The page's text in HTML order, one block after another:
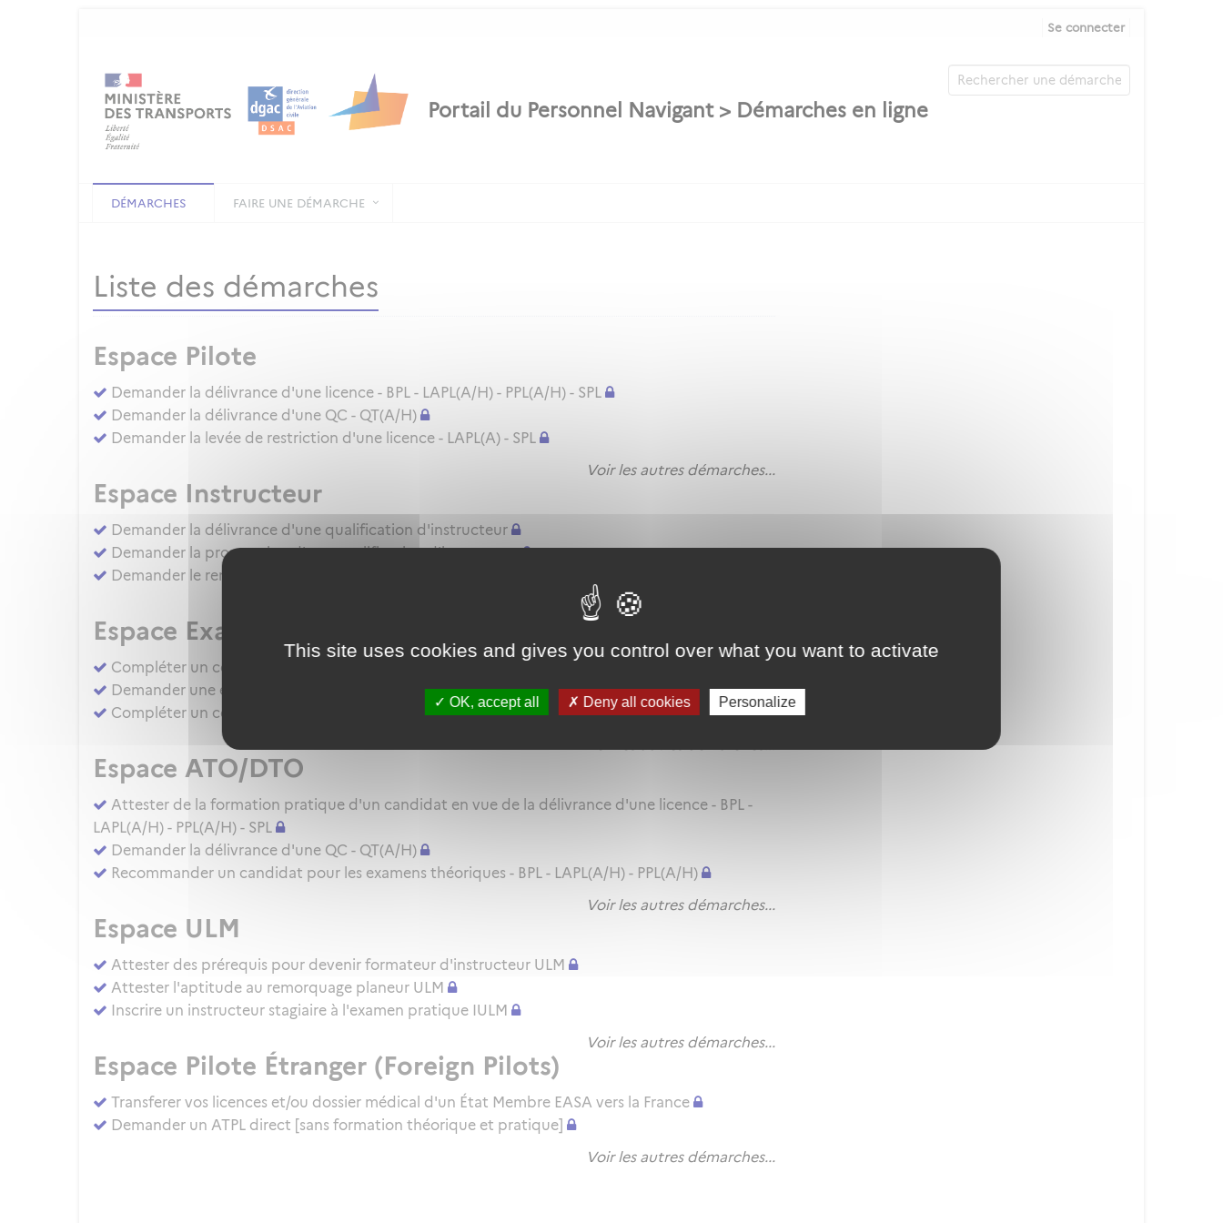
This site uses cookies and gives you control over what you want to activate
OK, accept all Deny all cookies Personalize
Se connecter
DÉMARCHES FAIRE UNE DÉMARCHE
Liste des démarches
Espace Pilote
Demander la délivrance d'une licence - BPL - LAPL(A/H) - PPL(A/H) - SPL
Demander la délivrance d'une QC - QT(A/H)
Demander la levée de restriction d'une licence - LAPL(A) - SPL
Voir les autres démarches...
Espace Instructeur
Demander la délivrance d'une qualification d'instructeur
Demander la prorogation d'une qualification d'instructeur
Demander le renouvellement d'une qualification d'instructeur
Voir les autres démarches...
Espace Examinateur
Compléter un compte rendu d'épreuve d'aptitude pratique - BPL - LAPL(A/H) - PPL(A/H) - SPL
Demander une évaluation de compétence TRE(A) MP ou SFE(A) MP
Compléter un compte rendu d'épreuve d'aptitude pratique - CPL(A/H) - IR - BIR
Espace ATO/DTO
Attester de la formation pratique d'un candidat en vue de la délivrance d'une licence - BPL -
LAPL(A/H) - PPL(A/H) - SPL
Demander la délivrance d'une QC - QT(A/H)
Recommander un candidat pour les examens théoriques - BPL - LAPL(A/H) - PPL(A/H)
Voir les autres démarches...
Espace ULM
Attester des prérequis pour devenir formateur d'instructeur ULM
Attester l'aptitude au remorquage planeur ULM
Inscrire un instructeur stagiaire à l'examen pratique IULM
Voir les autres démarches...
Espace Pilote Étranger (Foreign Pilots)
Transferer vos licences et/ou dossier médical d'un État Membre EASA vers la France
Demander un ATPL direct [sans formation théorique et pratique]
Voir les autres démarches...